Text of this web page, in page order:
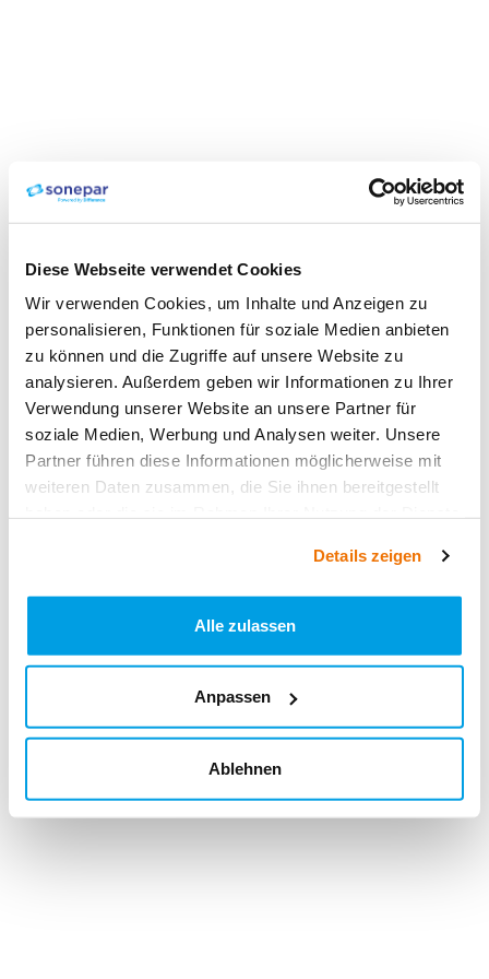
Diese Webseite verwendet Cookies
Wir verwenden Cookies, um Inhalte und Anzeigen zu
personalisieren, Funktionen für soziale Medien anbieten
zu können und die Zugriffe auf unsere Website zu
analysieren. Außerdem geben wir Informationen zu Ihrer
Verwendung unserer Website an unsere Partner für
soziale Medien, Werbung und Analysen weiter. Unsere
Partner führen diese Informationen möglicherweise mit
weiteren Daten zusammen, die Sie ihnen bereitgestellt
Details zeigen
Alle zulassen
Anpassen
Ablehnen